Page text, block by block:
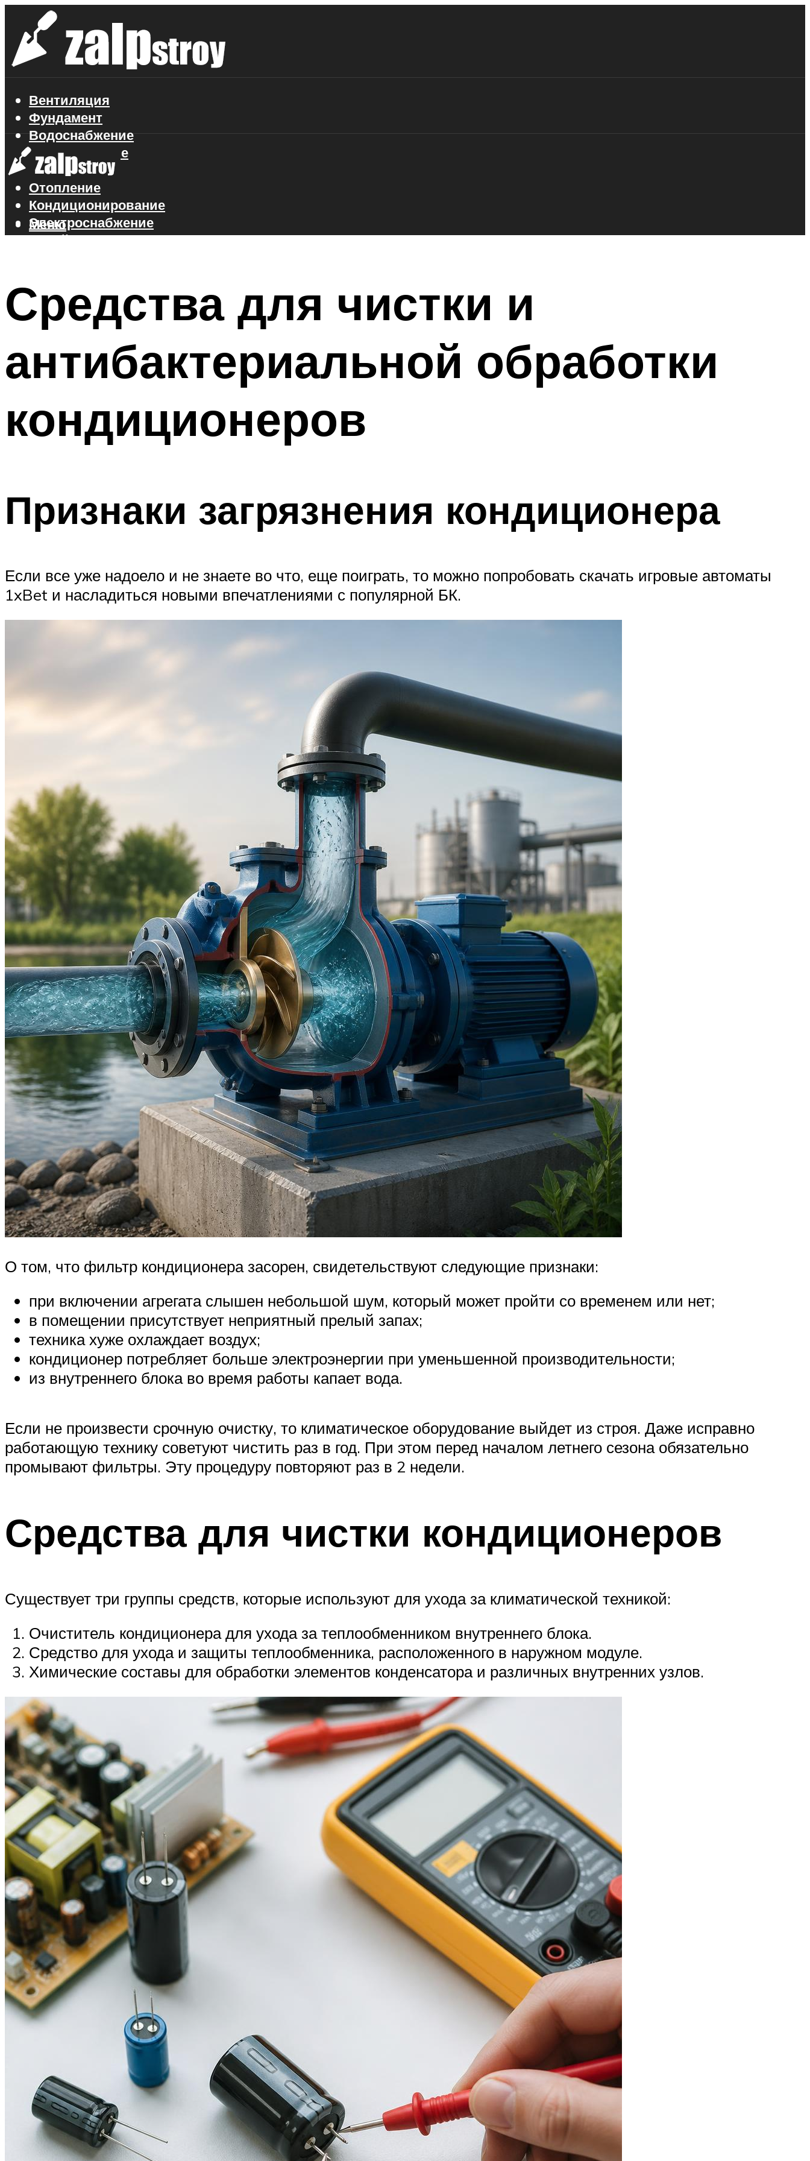
Вентиляция
Фундамент
Водоснабжение
Газоснабжение
Канализация
Отопление
Кондиционирование
Электроснабжение
Стройматериалы
Меню
Средства для чистки и
антибактериальной обработки
кондиционеров
Признаки загрязнения кондиционера
Если все уже надоело и не знаете во что, еще поиграть, то можно попробовать скачать игровые автоматы
1xBet и насладиться новыми впечатлениями с популярной БК.
О том, что фильтр кондиционера засорен, свидетельствуют следующие признаки:
при включении агрегата слышен небольшой шум, который может пройти со временем или нет;
в помещении присутствует неприятный прелый запах;
техника хуже охлаждает воздух;
кондиционер потребляет больше электроэнергии при уменьшенной производительности;
из внутреннего блока во время работы капает вода.
Если не произвести срочную очистку, то климатическое оборудование выйдет из строя. Даже исправно
работающую технику советуют чистить раз в год. При этом перед началом летнего сезона обязательно
промывают фильтры. Эту процедуру повторяют раз в 2 недели.
Средства для чистки кондиционеров
Существует три группы средств, которые используют для ухода за климатической техникой:
Очиститель кондиционера для ухода за теплообменником внутреннего блока.
Средство для ухода и защиты теплообменника, расположенного в наружном модуле.
Химические составы для обработки элементов конденсатора и различных внутренних узлов.